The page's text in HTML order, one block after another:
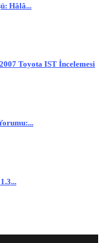
Hâlâ...
Toyota IST İncelemesi